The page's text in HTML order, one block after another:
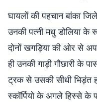
घायलों की पहचान बांका
उनकी पत्नी मधु डोलिया के
दोनों खगड़िया की ओर से
ही उनकी गाड़ी गौछारी के
ट्रक से उसकी सीधी भिड़ंत
स्कॉर्पियो के अगले हिस्से